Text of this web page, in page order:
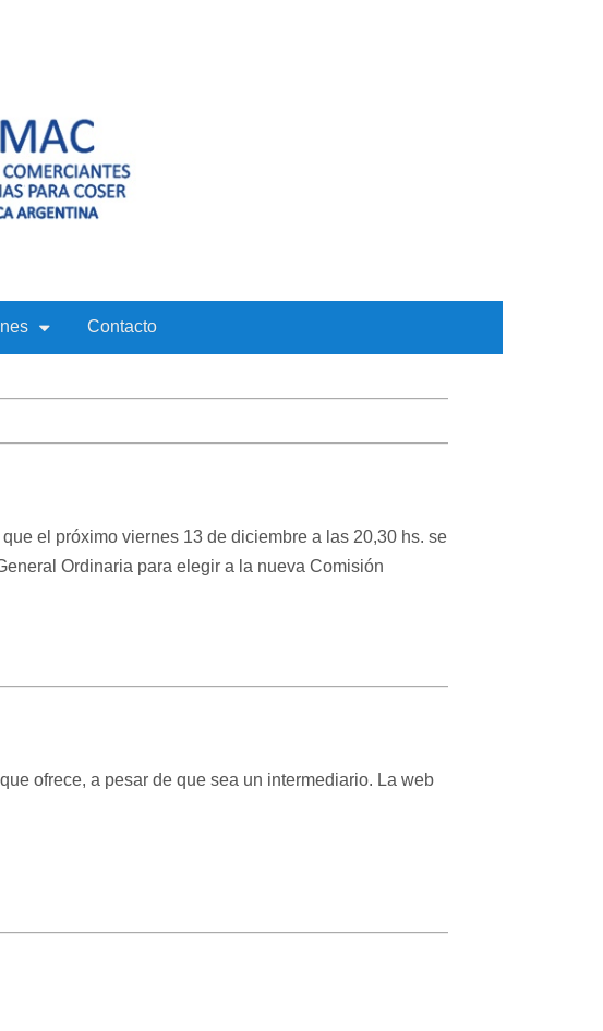
Contacto
el próximo viernes 13 de diciembre a las 20,30 hs. se
Ordinaria para elegir a la nueva Comisión
ofrece, a pesar de que sea un intermediario. La web